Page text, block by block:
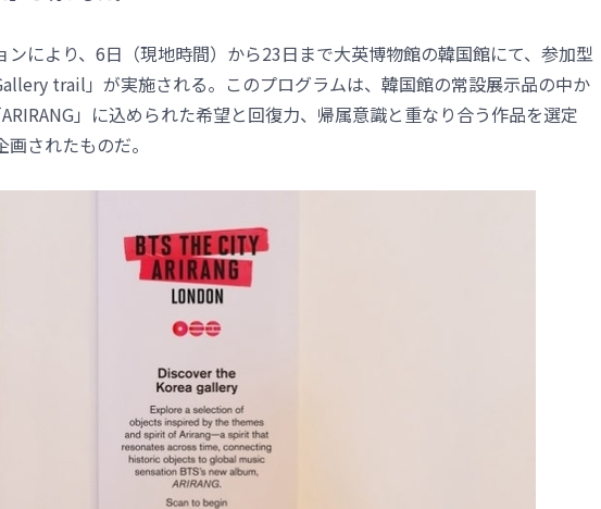
ンにより、6日（現地時間）から23日まで大英博物館の韓国館にて、参加型
trail」が実施される。このプログラムは、韓国館の常設展示品の中か
」に込められた希望と回復力、帰属意識と重なり合う作品を選定
されたものだ。